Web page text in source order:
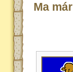
Ma